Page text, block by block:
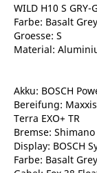
WILD H10 S GRY-
Farbe: Basalt
Groesse: S
Material:
Akku: BOSCH
Bereifung:
Terra EXO+ TR
Bremse:
Display: BOSCH
Farbe: Basalt